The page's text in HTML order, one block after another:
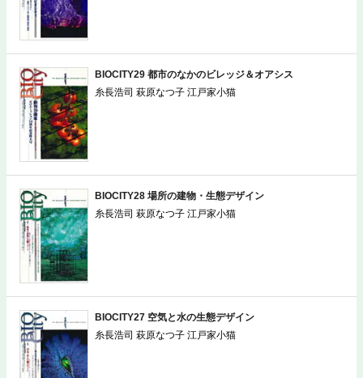
BIOCITY29 都市のなかのビレッジ＆オアシス
糸長浩司 萩原なつ子 江戸家小猫
糸長浩司 萩原なつ子 江戸家小猫
糸長浩司 萩原なつ子 江戸家小猫